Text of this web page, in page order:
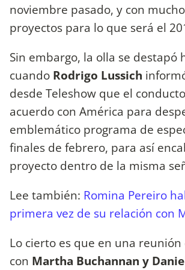
noviembre pasado, y con
proyectos para lo que será el
Sin embargo, la olla se destapó
cuando Rodrigo Lussich
desde Teleshow que el
acuerdo con América para
emblemático programa de
finales de febrero, para así
proyecto dentro de la misma
Lee también: Romina Pereiro
primera vez de su relación con
Lo cierto es que en una
con Martha Buchannan y